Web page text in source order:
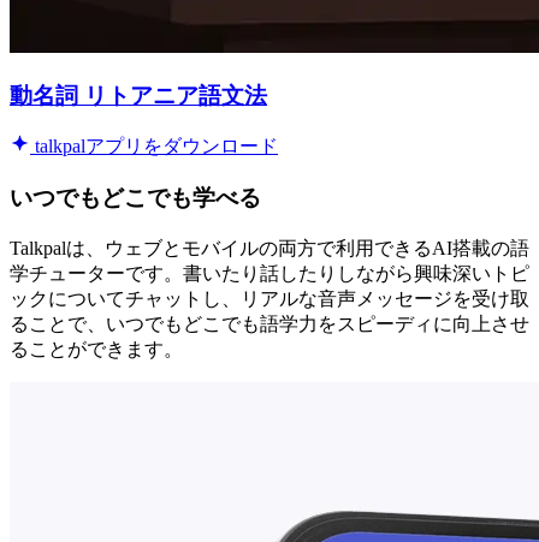
動名詞 リトアニア語文法
talkpalアプリをダウンロード
いつでもどこでも学べる
Talkpalは、ウェブとモバイルの両方で利用できるAI搭載の語
学チューターです。書いたり話したりしながら興味深いトピ
ックについてチャットし、リアルな音声メッセージを受け取
ることで、いつでもどこでも語学力をスピーディに向上させ
ることができます。